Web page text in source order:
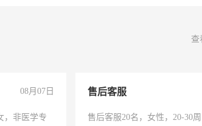
查
08月07日
，非医学专
售后客服
售后客服20名，女性，20-30